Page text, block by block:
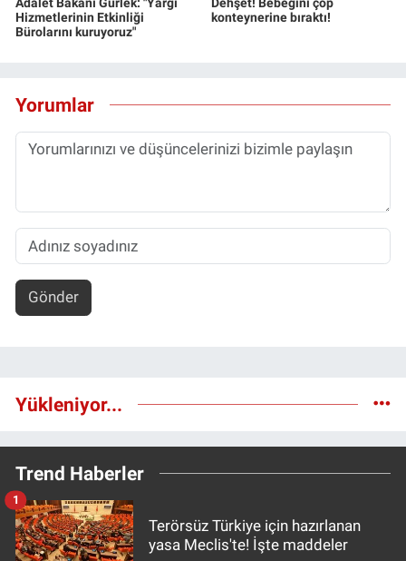
Hizmetlerinin Etkinliği
Bürolarını kuruyoruz"
konteynerine bıraktı!
Yorumlar
Gönder
Yükleniyor...
Trend Haberler
Terörsüz Türkiye için hazırlanan
yasa Meclis'te! İşte maddeler
1